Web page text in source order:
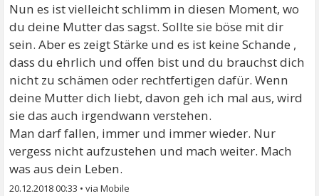
Nun es ist vielleicht schlimm in diesen Moment, wo
du deine Mutter das sagst. Sollte sie böse mit dir
sein. Aber es zeigt Stärke und es ist keine Schande ,
dass du ehrlich und offen bist und du brauchst dich
nicht zu schämen oder rechtfertigen dafür. Wenn
deine Mutter dich liebt, davon geh ich mal aus, wird
sie das auch irgendwann verstehen.
Man darf fallen, immer und immer wieder. Nur
vergess nicht aufzustehen und mach weiter. Mach
was aus dein Leben.
20.12.2018 00:33 •